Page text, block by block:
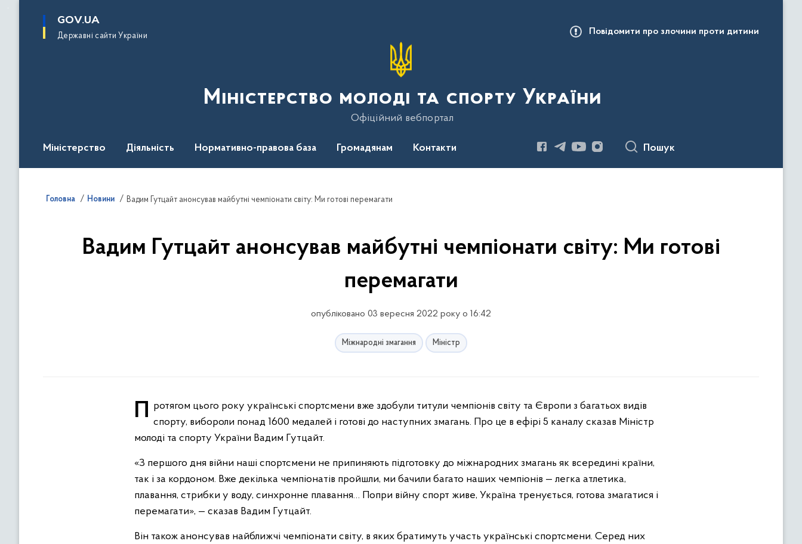
основного
GOV.UA
Державні сайти України Повідомити про злочини проти дитини
Міністерство молоді та спорту України
Офіційний вебпортал
Міністерство Діяльність Нормативно-правова база Громадянам Контакти Пошук
Головна Новини Вадим Гутцайт анонсував майбутні чемпіонати світу: Ми готові перемагати
Вадим Гутцайт анонсував майбутні чемпіонати світу: Ми готові
перемагати
опубліковано 03 вересня 2022 року о 16:42
Міжнародні змагання Міністр
Протягом цього року українські спортсмени вже здобули титули чемпіонів світу та Європи з багатьох видів спорту, вибороли понад 1600 медалей і готові до наступних змагань. Про це в ефірі 5 каналу сказав Міністр
молоді та спорту України Вадим Гутцайт.
«З першого дня війни наші спортсмени не припиняють підготовку до міжнародних змагань як всередині країни,
так і за кордоном. Вже декілька чемпіонатів пройшли, ми бачили багато наших чемпіонів — легка атлетика,
плавання, стрибки у воду, синхронне плавання… Попри війну спорт живе, Україна тренується, готова змагатися і
перемагати», — сказав Вадим Гутцайт.
Він також анонсував найближчі чемпіонати світу, в яких братимуть участь українські спортсмени. Серед них